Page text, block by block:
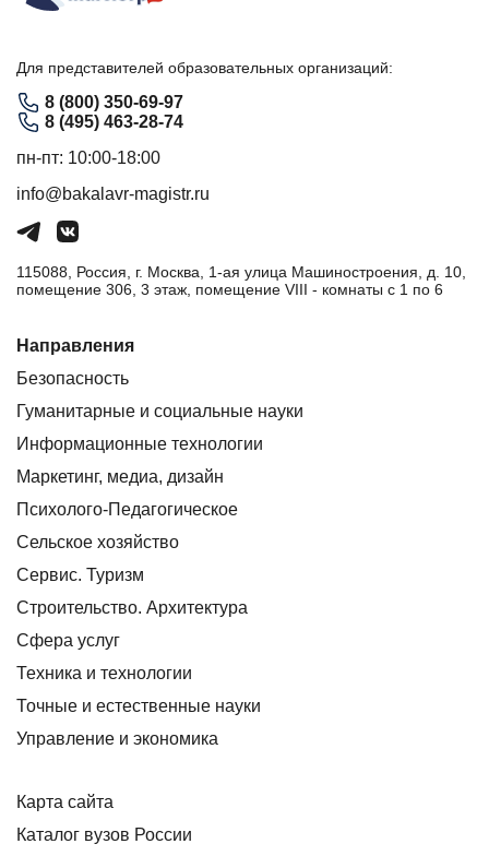
Для представителей образовательных организаций:
8 (800) 350-69-97
8 (495) 463-28-74
пн-пт: 10:00-18:00
info@bakalavr-magistr.ru
115088, Россия, г. Москва, 1-ая улица Машиностроения, д. 10,
помещение 306, 3 этаж, помещение VIII - комнаты с 1 по 6
Направления
Безопасность
Гуманитарные и социальные науки
Информационные технологии
Маркетинг, медиа, дизайн
Психолого-Педагогическое
Сельское хозяйство
Сервис. Туризм
Строительство. Архитектура
Сфера услуг
Техника и технологии
Точные и естественные науки
Управление и экономика
Карта сайта
Каталог вузов России